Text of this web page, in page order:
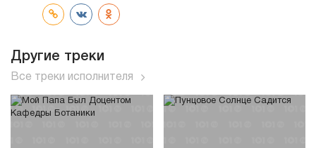
Другие треки
Все треки исполнителя